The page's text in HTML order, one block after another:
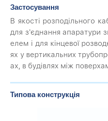
Застосування
В якості розподільного
для з'єднання апаратури
елем і для кінцевої
ях у вертикальних
ах, в будівлях між
Типова конструкція